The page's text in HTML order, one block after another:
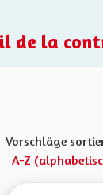
de la
Vorschläge
A-Z